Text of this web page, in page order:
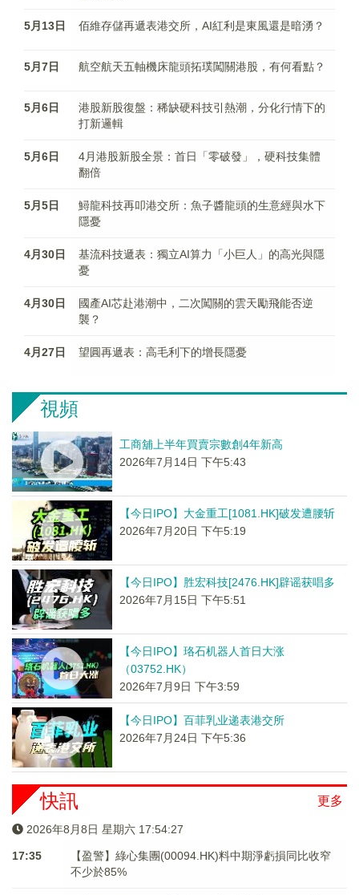
5月13日 佰維存儲再遞表港交所，AI紅利是東風還是暗湧？
5月7日 航空航天五軸機床龍頭拓璞闖關港股，有何看點？
5月6日
港股新股復盤：稀缺硬科技引熱潮，分化行情下的
打新邏輯
5月6日
4月港股新股全景：首日「零破發」，硬科技集體
翻倍
5月5日
鱘龍科技再叩港交所：魚子醬龍頭的生意經與水下
隱憂
4月30日
基流科技遞表：獨立AI算力「小巨人」的高光與隱
憂
4月30日
國產AI芯赴港潮中，二次闖關的雲天勵飛能否逆
襲？
4月27日 望圓再遞表：高毛利下的增長隱憂
視頻
工商舖上半年買賣宗數創4年新高
2026年7月14日 下午5:43
【今日IPO】大金重工[1081.HK]破发遭腰斩
2026年7月20日 下午5:19
【今日IPO】胜宏科技[2476.HK]辟谣获唱多
2026年7月15日 下午5:51
【今日IPO】珞石机器人首日大涨
（03752.HK）
2026年7月9日 下午3:59
【今日IPO】百菲乳业递表港交所
2026年7月24日 下午5:36
更多
快訊
2026年8月8日 星期六 17:54:28
17:35
【盈警】綠心集團(00094.HK)料中期淨虧損同比收窄
不少於85%